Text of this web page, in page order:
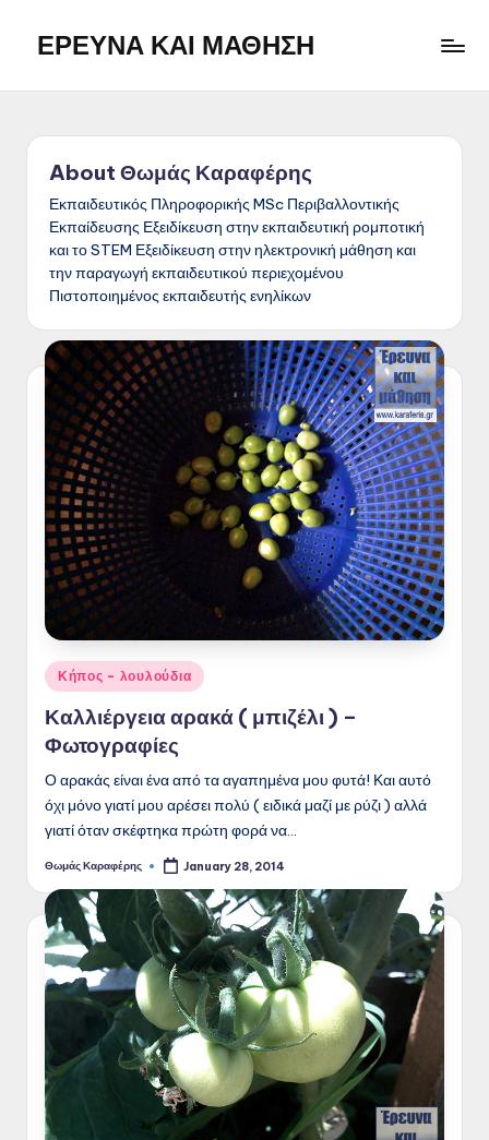
content
ΕΡΕΥΝΑ ΚΑΙ ΜΑΘΗΣΗ
προσωπικό
σημειωματάριο
με
την
ελπίδα
ότι
μπορεί
να
φανεί
χρήσιμο
και
σε
άλλους
About Θωμάς Καραφέρης
Εκπαιδευτικός Πληροφορικής MSc Περιβαλλοντικής
Εκπαίδευσης Εξειδίκευση στην εκπαιδευτική ρομποτική
και το STEM Εξειδίκευση στην ηλεκτρονική μάθηση και
την παραγωγή εκπαιδευτικού περιεχομένου
Πιστοποιημένος εκπαιδευτής ενηλίκων
Posted
in
Κήπος - λουλούδια
Καλλιέργεια αρακά ( μπιζέλι ) –
Φωτογραφίες
Ο αρακάς είναι ένα από τα αγαπημένα μου φυτά! Και αυτό
όχι μόνο γιατί μου αρέσει πολύ ( ειδικά μαζί με ρύζι ) αλλά
γιατί όταν σκέφτηκα πρώτη φορά να…
Posted
Θωμάς Καραφέρης January 28, 2014